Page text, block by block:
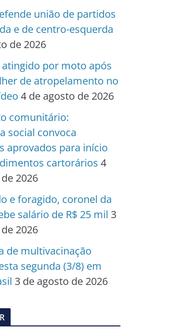
união de partidos
e de centro-esquerda
de 2026
por moto após
de atropelamento no
4 de agosto de 2026
comunitário:
social convoca
aprovados para início
cartorários 4
2026
e foragido, coronel da
salário de R$ 25 mil 3
2026
de multivacinação
segunda (3/8) em
3 de agosto de 2026